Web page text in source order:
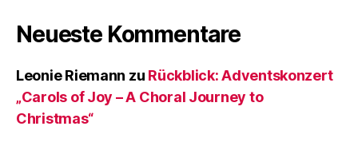
Neueste Kommentare
Leonie Riemann zu Rückblick: Adventskonzert
„Carols of Joy – A Choral Journey to
Christmas“